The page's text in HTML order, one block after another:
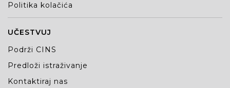
Politika kolačića
UČESTVUJ
Podrži CINS
Predloži istraživanje
Kontaktiraj nas